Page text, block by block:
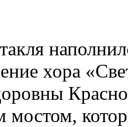
хора